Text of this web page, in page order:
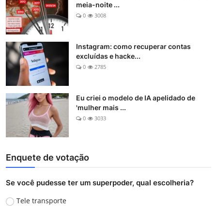
meia-noite ...
0 3008
Instagram: como recuperar contas
excluídas e hacke...
0 2785
Eu criei o modelo de IA apelidado de
'mulher mais ...
0 3033
Enquete de votação
Se você pudesse ter um superpoder, qual escolheria?
Tele transporte